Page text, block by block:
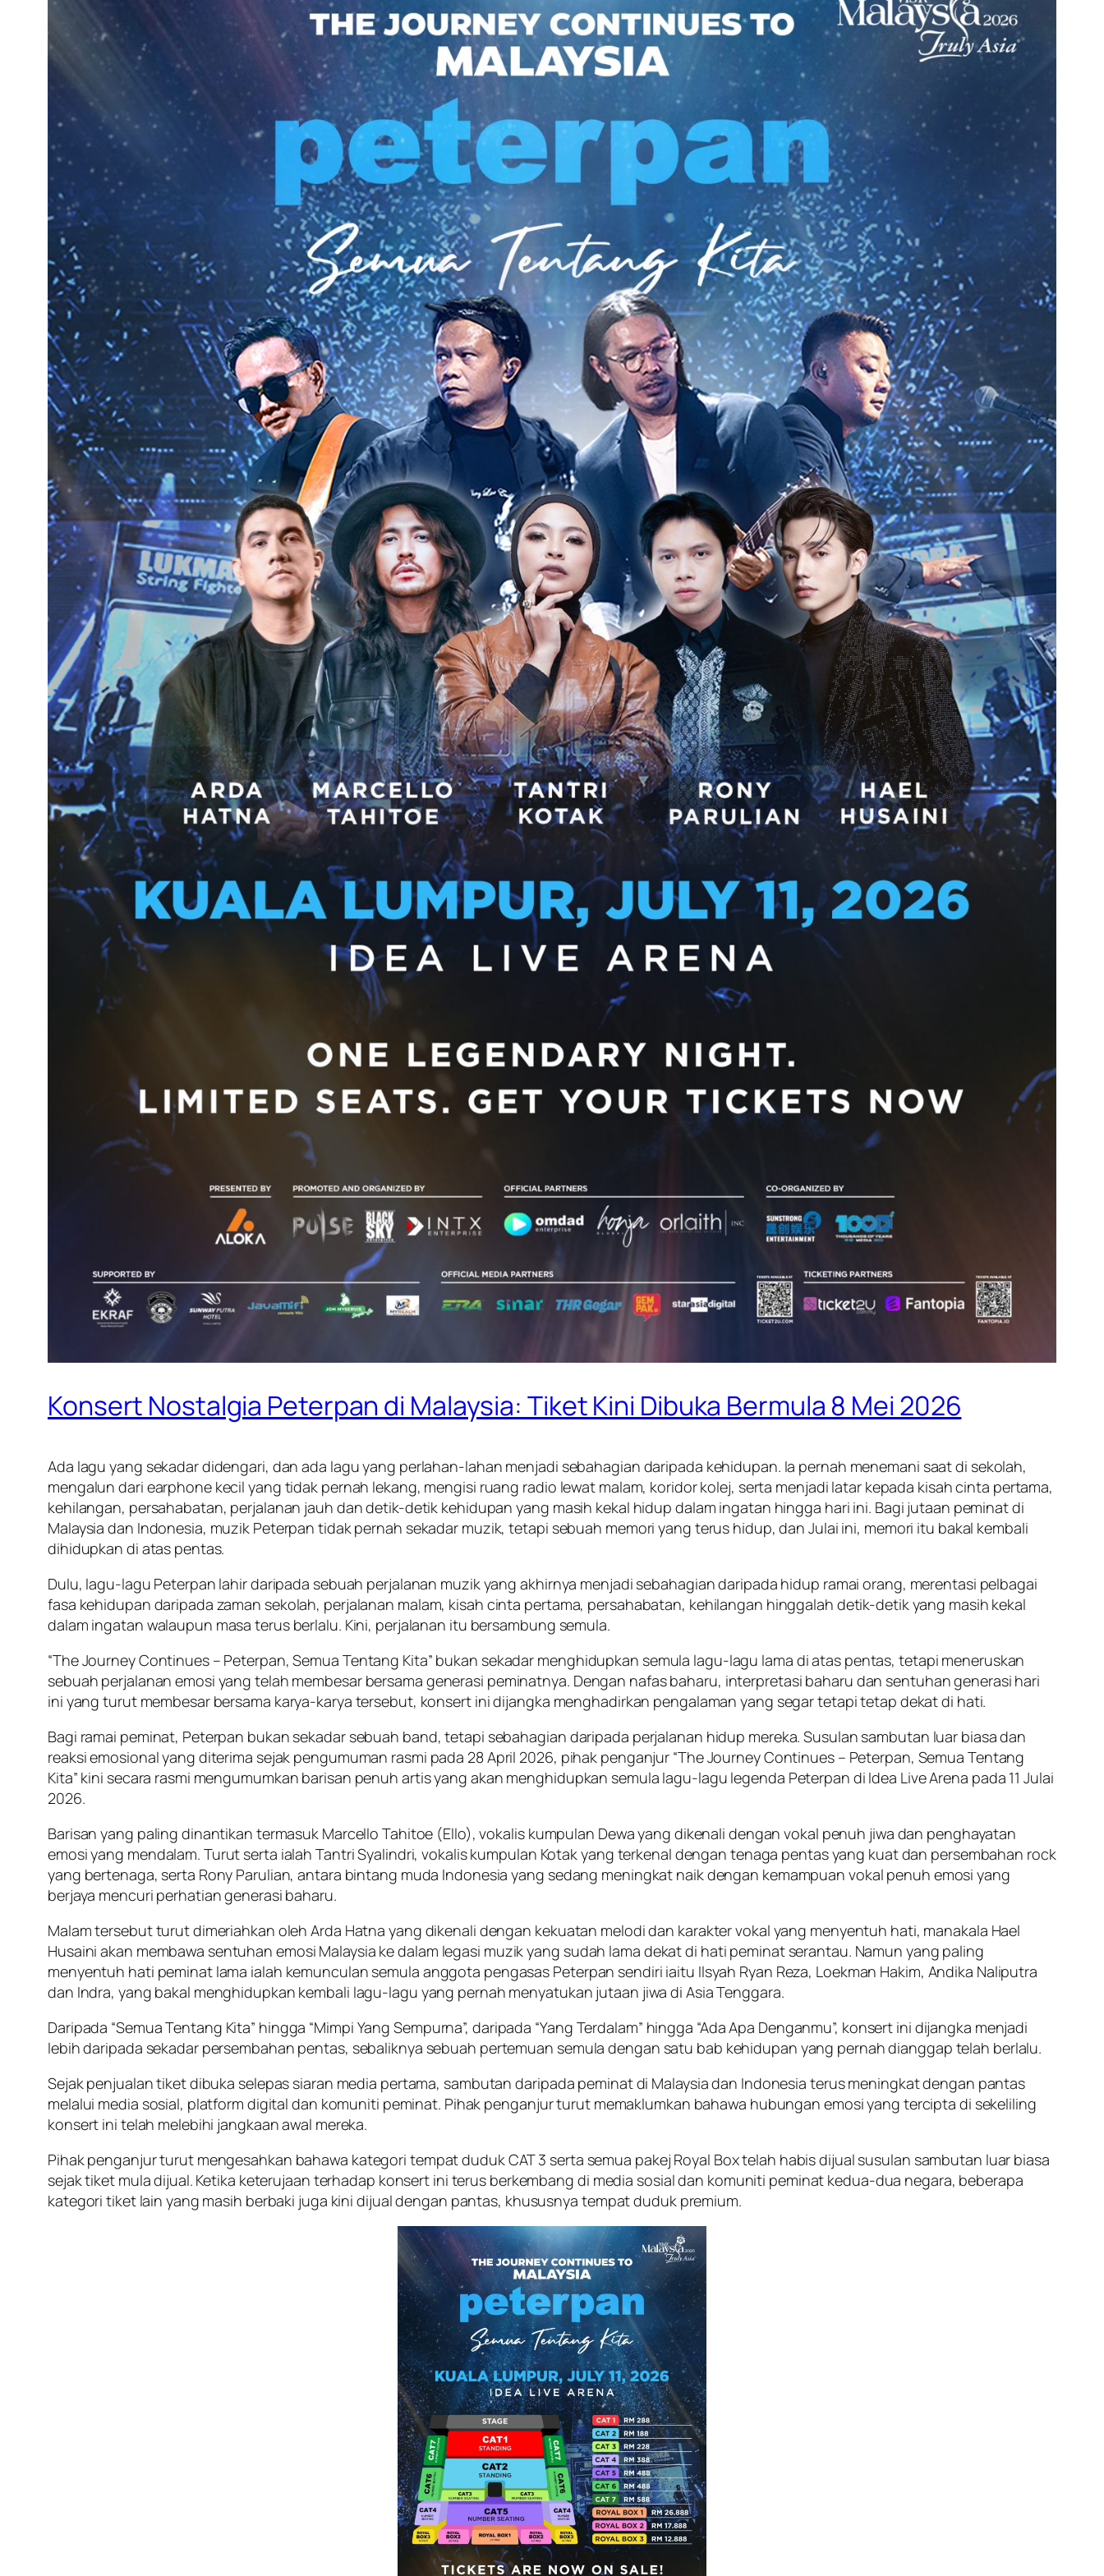
Konsert Nostalgia Peterpan di Malaysia: Tiket Kini Dibuka Bermula 8 Mei 2026
Ada lagu yang sekadar didengari, dan ada lagu yang perlahan-lahan menjadi sebahagian daripada kehidupan. Ia pernah menemani saat di sekolah,
mengalun dari earphone kecil yang tidak pernah lekang, mengisi ruang radio lewat malam, koridor kolej, serta menjadi latar kepada kisah cinta pertama,
kehilangan, persahabatan, perjalanan jauh dan detik-detik kehidupan yang masih kekal hidup dalam ingatan hingga hari ini. Bagi jutaan peminat di
Malaysia dan Indonesia, muzik Peterpan tidak pernah sekadar muzik, tetapi sebuah memori yang terus hidup, dan Julai ini, memori itu bakal kembali
dihidupkan di atas pentas.
Dulu, lagu-lagu Peterpan lahir daripada sebuah perjalanan muzik yang akhirnya menjadi sebahagian daripada hidup ramai orang, merentasi pelbagai
fasa kehidupan daripada zaman sekolah, perjalanan malam, kisah cinta pertama, persahabatan, kehilangan hinggalah detik-detik yang masih kekal
dalam ingatan walaupun masa terus berlalu. Kini, perjalanan itu bersambung semula.
“The Journey Continues – Peterpan, Semua Tentang Kita” bukan sekadar menghidupkan semula lagu-lagu lama di atas pentas, tetapi meneruskan
sebuah perjalanan emosi yang telah membesar bersama generasi peminatnya. Dengan nafas baharu, interpretasi baharu dan sentuhan generasi hari
ini yang turut membesar bersama karya-karya tersebut, konsert ini dijangka menghadirkan pengalaman yang segar tetapi tetap dekat di hati.
Bagi ramai peminat, Peterpan bukan sekadar sebuah band, tetapi sebahagian daripada perjalanan hidup mereka. Susulan sambutan luar biasa dan
reaksi emosional yang diterima sejak pengumuman rasmi pada 28 April 2026, pihak penganjur “The Journey Continues – Peterpan, Semua Tentang
Kita” kini secara rasmi mengumumkan barisan penuh artis yang akan menghidupkan semula lagu-lagu legenda Peterpan di Idea Live Arena pada 11 Julai
2026.
Barisan yang paling dinantikan termasuk Marcello Tahitoe (Ello), vokalis kumpulan Dewa yang dikenali dengan vokal penuh jiwa dan penghayatan
emosi yang mendalam. Turut serta ialah Tantri Syalindri, vokalis kumpulan Kotak yang terkenal dengan tenaga pentas yang kuat dan persembahan rock
yang bertenaga, serta Rony Parulian, antara bintang muda Indonesia yang sedang meningkat naik dengan kemampuan vokal penuh emosi yang
berjaya mencuri perhatian generasi baharu.
Malam tersebut turut dimeriahkan oleh Arda Hatna yang dikenali dengan kekuatan melodi dan karakter vokal yang menyentuh hati, manakala Hael
Husaini akan membawa sentuhan emosi Malaysia ke dalam legasi muzik yang sudah lama dekat di hati peminat serantau. Namun yang paling
menyentuh hati peminat lama ialah kemunculan semula anggota pengasas Peterpan sendiri iaitu Ilsyah Ryan Reza, Loekman Hakim, Andika Naliputra
dan Indra, yang bakal menghidupkan kembali lagu-lagu yang pernah menyatukan jutaan jiwa di Asia Tenggara.
Daripada “Semua Tentang Kita” hingga “Mimpi Yang Sempurna”, daripada “Yang Terdalam” hingga “Ada Apa Denganmu”, konsert ini dijangka menjadi
lebih daripada sekadar persembahan pentas, sebaliknya sebuah pertemuan semula dengan satu bab kehidupan yang pernah dianggap telah berlalu.
Sejak penjualan tiket dibuka selepas siaran media pertama, sambutan daripada peminat di Malaysia dan Indonesia terus meningkat dengan pantas
melalui media sosial, platform digital dan komuniti peminat. Pihak penganjur turut memaklumkan bahawa hubungan emosi yang tercipta di sekeliling
konsert ini telah melebihi jangkaan awal mereka.
Pihak penganjur turut mengesahkan bahawa kategori tempat duduk CAT 3 serta semua pakej Royal Box telah habis dijual susulan sambutan luar biasa
sejak tiket mula dijual. Ketika keterujaan terhadap konsert ini terus berkembang di media sosial dan komuniti peminat kedua-dua negara, beberapa
kategori tiket lain yang masih berbaki juga kini dijual dengan pantas, khususnya tempat duduk premium.